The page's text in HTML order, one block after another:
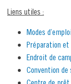
Liens utiles :
Modes
Préparation et
Endroit de
Convention